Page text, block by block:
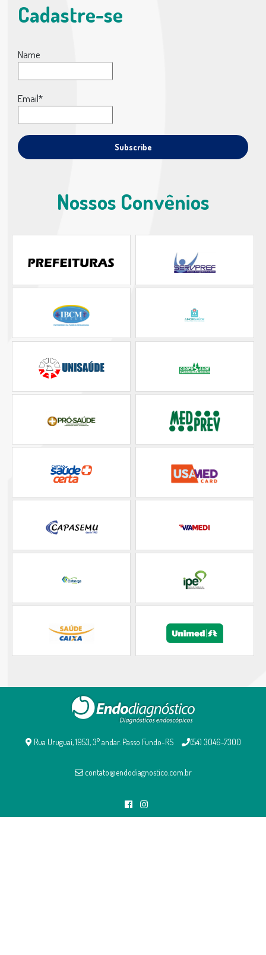
Cadastre-se
Name
Email*
Nossos Convênios
Rua Uruguai, 1953, 3° andar. Passo Fundo-RS (54) 3046-7300
contato@endodiagnostico.com.br